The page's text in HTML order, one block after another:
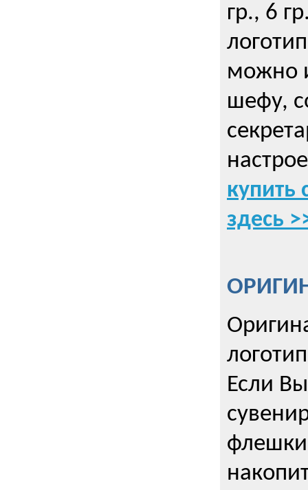
гр., 6
можно
шефу,
купить
здесь
Если